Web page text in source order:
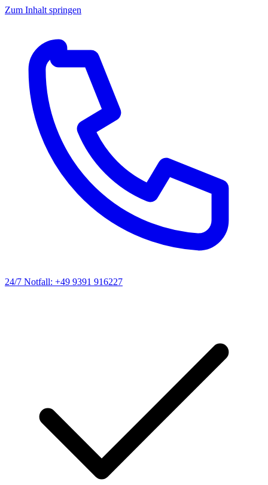
Zum Inhalt springen
24/7 Notfall: +49 9391 916227